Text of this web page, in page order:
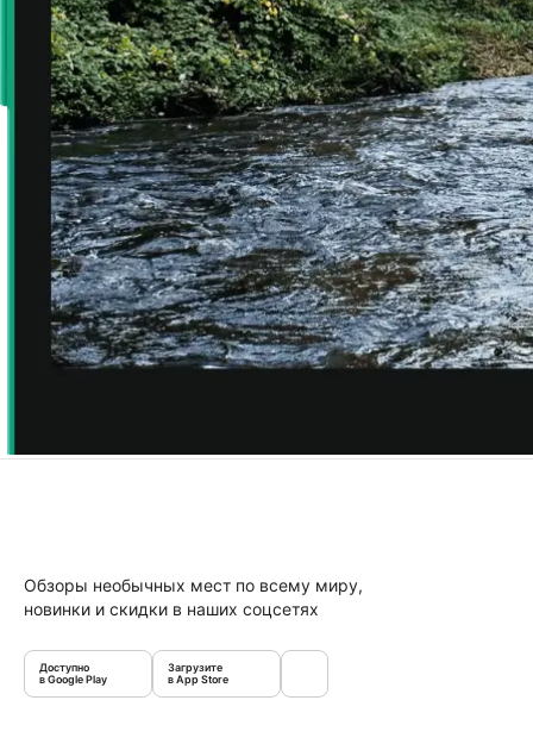
Обзоры необычных мест по всему миру,
новинки и скидки в наших соцсетях
Доступно
в Google Play
Загрузите
в App Store